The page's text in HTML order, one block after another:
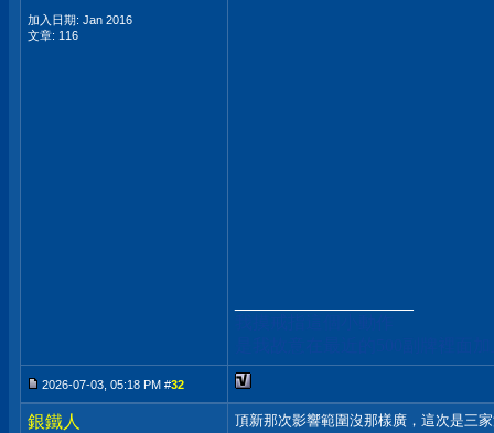
加入日期: Jan 2016
文章: 116
2026-07-03, 05:18 PM #32
銀鐵人 頂新那次影響範圍沒那樣廣，這次是三